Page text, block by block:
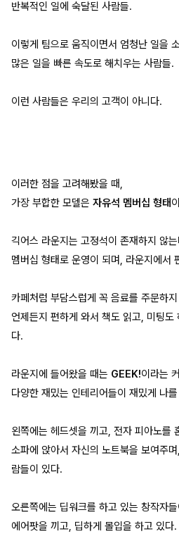
반복적인 일에 숙달된 사람들.
이렇게 팀으로 움직이면서 엄청난 일을
많은 일을 빠른 속도로 해치우는 사람들.
이런 사람들은 우리의 고객이 아니다.
이러한 점을 고려해봤을 때,
가장 부합한 모델은 자유석 멤버십 형태
긱어스 라운지는 고정석이 존재하지 않
멤버십 형태로 운영이 되며, 라운지에서
카페처럼 부담스럽게 꼭 음료를 주문하
언제든지 편하게 와서 책도 읽고, 미팅도
다.
라운지에 들어왔을 때는 GEEK!이라는
다양한 재밌는 인테리어들이 재밌게 나
왼쪽에는 헤드셋을 끼고, 전자 피아노를
소파에 앉아서 자신의 노트북을 보여주
람들이 있다.
오른쪽에는 딥워크를 하고 있는 창작자
에어팟을 끼고, 딥하게 몰입을 하고 있다.